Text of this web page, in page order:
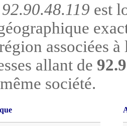
92.90.48.119 est
associées
allant de
société.